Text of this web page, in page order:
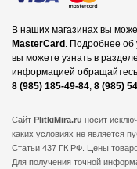
В наших магазинах вы
MasterCard . Подробнее об
вы можете узнать в
информацией
8 (985) 185-49-84, 8 (985)
Сайт PlitkiMira.ru носит
каких условиях не является
Статьи 437 ГК РФ. Цены
Для получения точной